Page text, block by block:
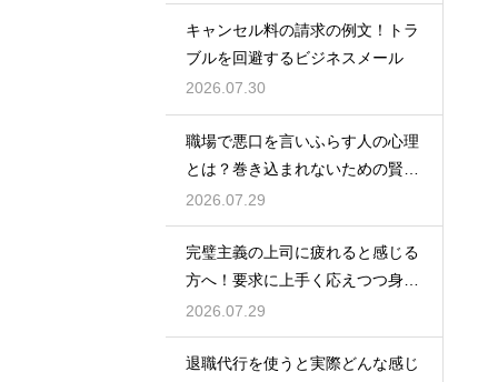
キャンセル料の請求の例文！トラ
ブルを回避するビジネスメール
2026.07.30
職場で悪口を言いふらす人の心理
とは？巻き込まれないための賢い
対処法
2026.07.29
完璧主義の上司に疲れると感じる
方へ！要求に上手く応えつつ身を
守る方法
2026.07.29
退職代行を使うと実際どんな感じ